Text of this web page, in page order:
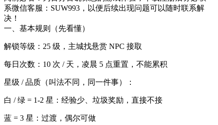
系微信客服：SUW993，以便后续出现问题可以随时联系解
决！
一、基本规则（先看懂）
解锁等级：25 级，主城找悬赏 NPC 接取
每日次数：10 次 / 天，凌晨 5 点重置，不能累积
星级 / 品质（叫法不同，同一件事）：
白 / 绿 = 1-2 星：经验少、垃圾奖励，直接不接
蓝 = 3 星：过渡，偶尔可做